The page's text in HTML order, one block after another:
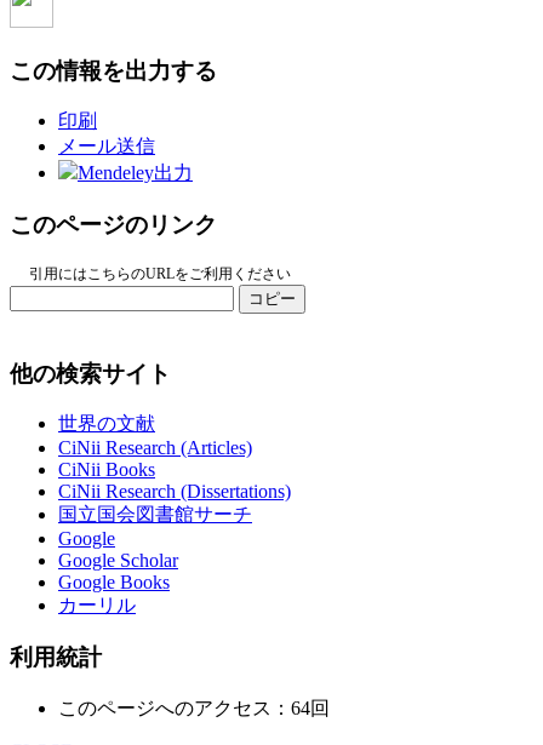
この情報を出力する
印刷
メール送信
Mendeley出力
このページのリンク
引用にはこちらのURLをご利用ください
コピー
他の検索サイト
世界の文献
CiNii Research (Articles)
CiNii Books
CiNii Research (Dissertations)
国立国会図書館サーチ
Google
Google Scholar
Google Books
カーリル
利用統計
このページへのアクセス：64回